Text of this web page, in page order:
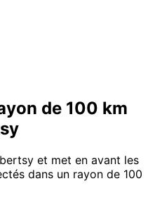
de 100 km
et met en avant les
dans un rayon de 100